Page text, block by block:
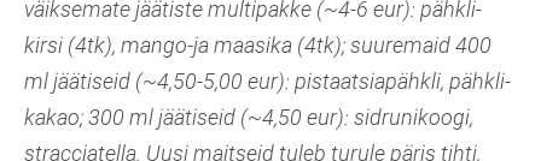
väiksemate jäätiste multipakke (~4-6 eur): pähkli-
kirsi (4tk), mango-ja maasika (4tk); suuremaid 400
ml jäätiseid (~4,50-5,00 eur): pistaatsiapähkli, pähkli-
kakao; 300 ml jäätiseid (~4,50 eur): sidrunikoogi,
stracciatella. Uusi maitseid tuleb turule päris tihti,